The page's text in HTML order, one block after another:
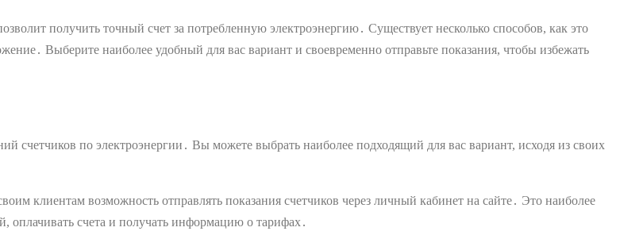
получить точный счет за потребленную электроэнергию․ Существует несколько способов, как это
Выберите наиболее удобный для вас вариант и своевременно отправьте показания, чтобы избежать
счетчиков по электроэнергии․ Вы можете выбрать наиболее подходящий для вас вариант, исходя из своих
клиентам возможность отправлять показания счетчиков через личный кабинет на сайте․ Это наиболее
счета и получать информацию о тарифах․